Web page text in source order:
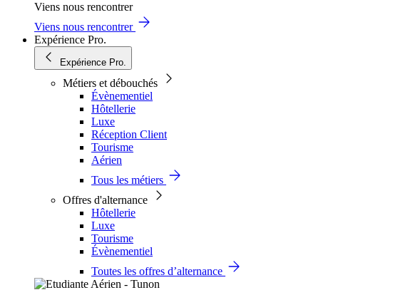
Viens nous rencontrer
Viens nous rencontrer
Expérience Pro.
Expérience Pro.
Métiers et débouchés
Évènementiel
Hôtellerie
Luxe
Réception Client
Tourisme
Aérien
Tous les métiers
Offres d'alternance
Hôtellerie
Luxe
Tourisme
Évènementiel
Toutes les offres d’alternance